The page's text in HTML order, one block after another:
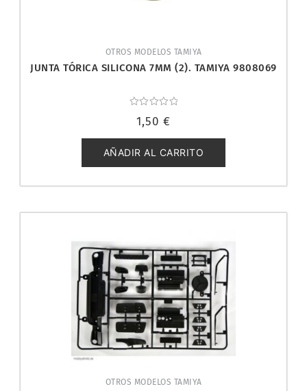
OTROS MODELOS TAMIYA
JUNTA TÓRICA SILICONA 7MM (2). TAMIYA 9808069
con
de
5
1,50 €
AÑADIR AL CARRITO
OTROS MODELOS TAMIYA